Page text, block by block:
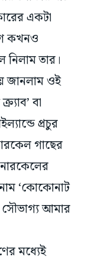
কখনও
তার।
জানলাম ওই
বা
প্রচুর
গাছের
‘কোকোনাট
সৌভাগ্য আমার
মধ্যেই
প্রধান